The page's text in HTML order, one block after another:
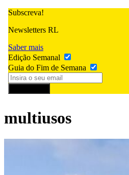
Subscreva!
Newsletters RL
Saber mais
Edição Semanal
Guia do Fim de Semana
multiusos